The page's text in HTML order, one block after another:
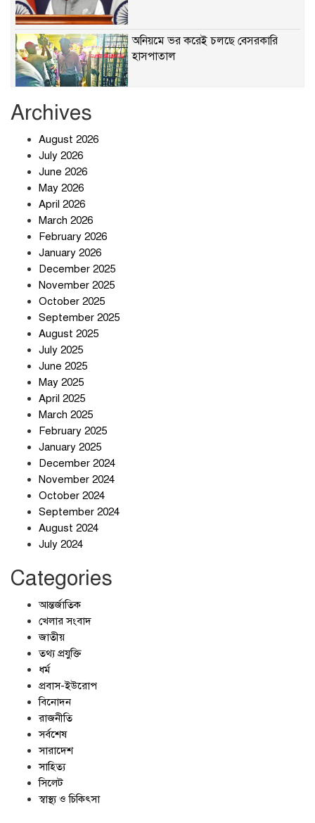
অনিয়মে ভর করেই চলছে বেসরকারি
হাসপাতাল
Archives
August 2026
July 2026
June 2026
May 2026
April 2026
March 2026
February 2026
January 2026
December 2025
November 2025
October 2025
September 2025
August 2025
July 2025
June 2025
May 2025
April 2025
March 2025
February 2025
January 2025
December 2024
November 2024
October 2024
September 2024
August 2024
July 2024
Categories
আন্তর্জাতিক
খেলার সংবাদ
জাতীয়
তথ্য প্রযুক্তি
ধর্ম
প্রবাস-ইউরোপ
বিনোদন
রাজনীতি
সর্বশেষ
সারাদেশ
সাহিত্য
সিলেট
স্বাস্থ্য ও চিকিৎসা